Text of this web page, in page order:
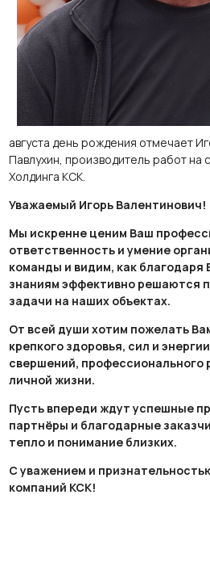
августа день рождения отмечает
Павлухин, производитель работ на
Холдинга КСК.
Уважаемый Игорь Валентинович!
Мы искренне ценим Ваш
ответственность и умение
команды и видим, как благодаря
знаниям эффективно решаются
задачи на наших объектах.
От всей души хотим пожелать
крепкого здоровья, сил и
свершений, профессионального
личной жизни.
Пусть впереди ждут успешные
партнёры и благодарные
тепло и понимание близких.
С уважением и
компаний КСК!